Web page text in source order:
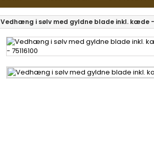
Vedhæng i sølv med gyldne blade inkl. kæde